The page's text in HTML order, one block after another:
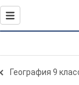
География 9